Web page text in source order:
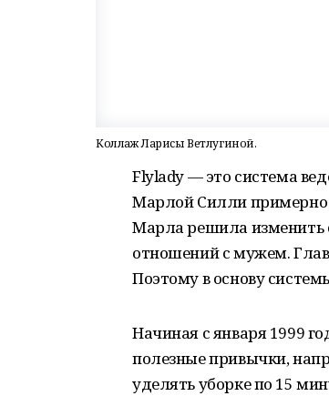
Коллаж Ларисы Ветлугиной.
Flylady — это система
Марлой Силли примерно
Марла решила изменить
отношений с мужем.
Поэтому в основу
Начиная с января 1999
полезные привычки,
уделять уборке по 15